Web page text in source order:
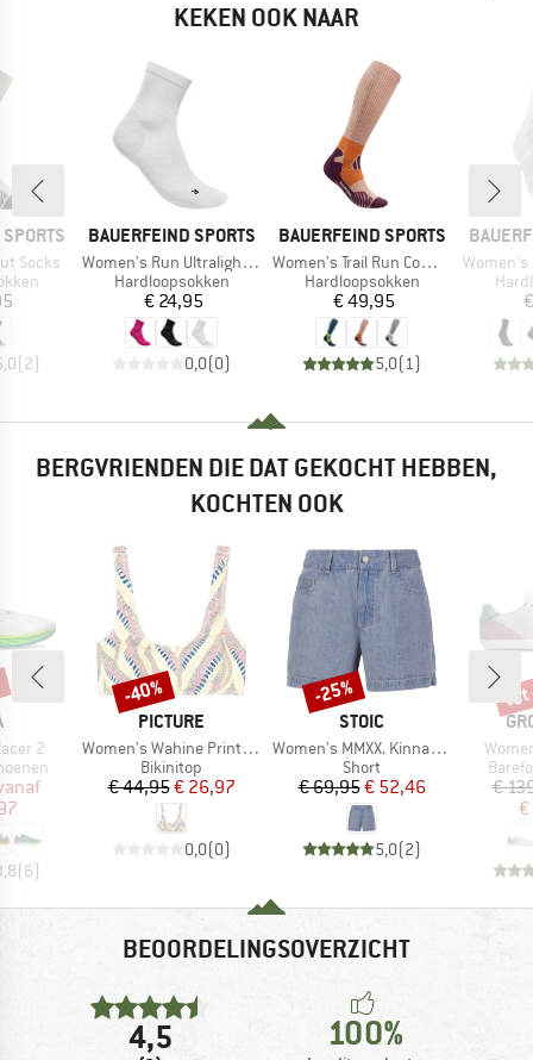
KEKEN OOK NAAR
Socks
(2)
MERK
BAUERFEIND SPORTS
Artikel
Women's Run Ultralight Mid Cut Socks
Productgroep
Hardloopsokken
Prijs
€ 24,95
0,0(0)
MERK
BAUERFEIND SPORTS
Artikel
Women's Trail Run Compression Socks
Productgroep
Hardloopsokken
Prijs
€ 49,95
5,0( 1)
MERK
Artikel
Women's Run
BERGVRIENDEN DIE DAT GEKOCHT HEBBEN,
KOCHTEN OOK
2
prijs
(6)
MERK
PICTURE
Artikel
Women's Wahine Printed Top
Productgroep
Bikinitop
Prijs
€ 44,95Verlaagde prijs
€ 26,97
0,0(0)
Korting
-40%
MERK
STOIC
Artikel
Women's MMXX. Kinna Jeans Shorts
Productgroep
Short
Prijs
€ 69,95Verlaagde prijs
€ 52,46
5,0(2)
Korting
-25%
Artikel
€
€
BEOORDELINGSOVERZICHT
4,5 100%